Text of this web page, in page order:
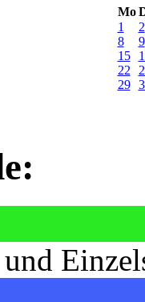
Mo
1
2
8
9
15
22
29